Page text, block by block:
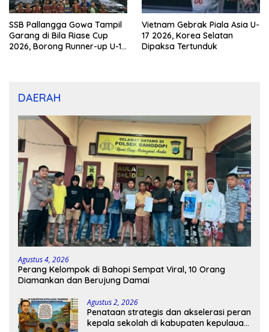
SSB Pallangga Gowa Tampil
Garang di Bila Riase Cup
2026, Borong Runner-up U-10
Vietnam Gebrak Piala Asia U-
17 2026, Korea Selatan
Dipaksa Tertunduk
DAERAH
Agustus 4, 2026
Perang Kelompok di Bahopi Sempat Viral, 10 Orang
Diamankan dan Berujung Damai
Agustus 2, 2026
Penataan strategis dan akselerasi peran
kepala sekolah di kabupaten kepulauan